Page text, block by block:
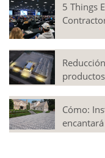
5 Things
Cómo: